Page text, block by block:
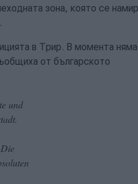
зона, която се
в Трир. В момента няма
от българското
und